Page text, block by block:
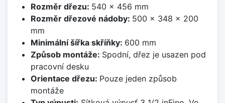
Rozměr dřezu: 540 x 456 mm
Rozměr dřezové nádoby: 500 x 348 x 200
mm
Minimální šířka skříňky: 600 mm
Způsob montáže: Spodní, dřez je usazen pod
pracovní desku
Orientace dřezu: Pouze jeden způsob
montáže